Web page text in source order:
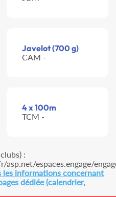
Javelot (700 g)
CAM -
4 x 100m
TCM -
:
espaces.engage/
les informations concernant
dédiée (calendrier,